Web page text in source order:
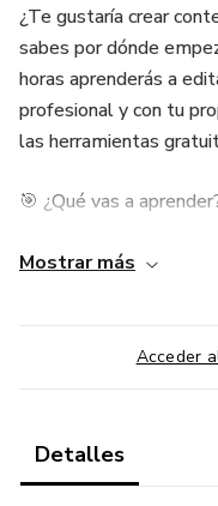
¿Te gustaría crear
sabes por dónde
horas aprenderás a
profesional y con tu
las herramientas
🎯 ¿Qué vas a
✅ Cómo crear un
✅ Ajustes de color y
✅ Cómo colocar
Mostrar más
Acceder
Detalles